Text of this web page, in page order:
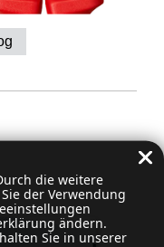
die weitere
der Verwendung
ändern.
Sie in unserer